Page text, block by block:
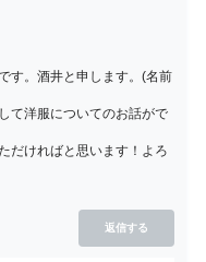
す。酒井と申します。(名前
て洋服についてのお話がで
だければと思います！よろ
返信する